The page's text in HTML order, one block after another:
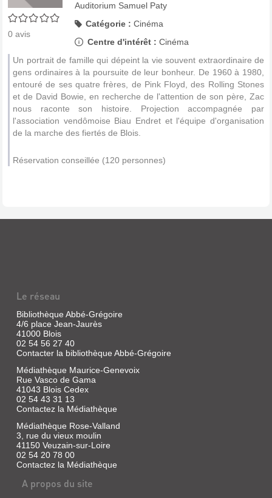
0/5
0 avis
Auditorium Samuel Paty
Catégorie : Cinéma
Centre d'intérêt : Cinéma
Un portrait de famille qui dépeint la vie souvent extraordinaire de
gens ordinaires à la poursuite de leur bonheur. De 1960 à 1980,
entouré de ses quatre frères, de Pink Floyd, des Rolling Stones
et de David Bowie, en recherche de l'attention de son père, Zac
nous raconte son histoire. Projection accompagnée par
l'association vendômoise Biau Endret et l'équipe d'organisation
de la marche des fiertés de Blois.
Réservation conseillée (120 personnes)
Le réseau
Bibliothèque Abbé-Grégoire
4/6 place Jean-Jaurès
41000 Blois
02 54 56 27 40
Contacter la bibliothèque Abbé-Grégoire
Médiathèque Maurice-Genevoix
Rue Vasco de Gama
41043 Blois Cedex
02 54 43 31 13
Contactez la Médiathèque
Médiathèque Rose-Valland
3, rue du vieux moulin
41150 Veuzain-sur-Loire
02 54 20 78 00
Contactez la Médiathèque
A propos du site